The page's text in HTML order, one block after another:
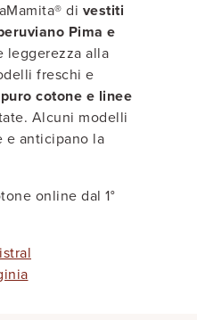
di vestiti
Pima e
leggerezza alla
freschi e
puro cotone e linee
Alcuni modelli
e anticipano la
online dal 1°